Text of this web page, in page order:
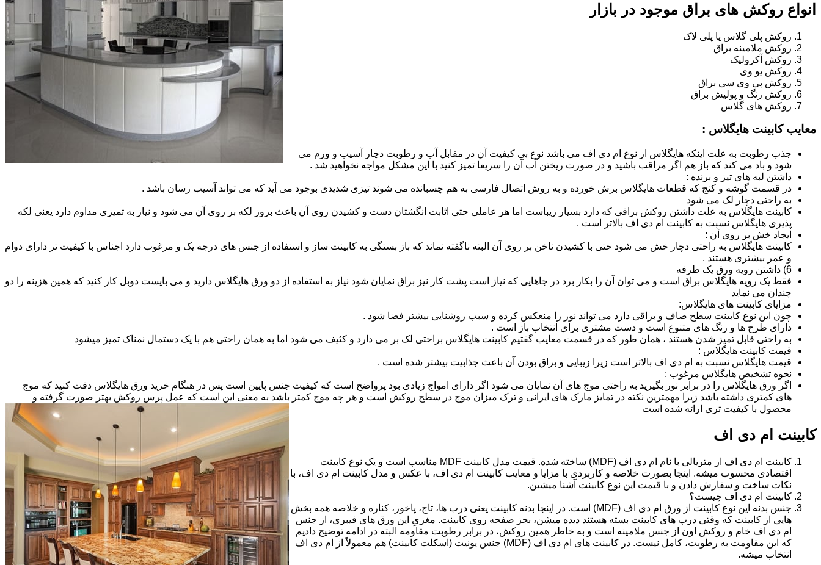
انواع روکش های براق موجود در بازار
روکش پلی گلاس یا پلی لاک
روکش ملامینه براق
روکش آکرولیک
روکش یو وی
روکش پی وی سی براق
روکش رنگ و پولیش براق
روکش های گلاس
معایب کابینت هایگلاس :
جذب رطوبت به علت اینکه هایگلاس از نوع ام دی اف می باشد نوع بی کیفیت آن در مقابل آب و رطوبت دچار آسیب و ورم می
شود و باد می کند که باز هم اگر مراقب باشید و در صورت ریختن آب آن را سریعا تمیز کنید با این مشکل مواجه نخواهید شد .
داشتن لبه های تیز و برنده :
در قسمت گوشه و کنج که قطعات هایگلاس برش خورده و به روش اتصال فارسی به هم چسبانده می شوند تیزی شدیدی بوجود می آید که می تواند آسیب رسان باشد .
به راحتی دچار لک می شود
کابینت هایگلاس به علت داشتن روکش براقی که دارد بسیار زیباست اما هر عاملی حتی اثابت انگشتان دست و کشیدن روی آن باعث بروز لکه بر روی آن می شود و نیاز به تمیزی مداوم دارد یعنی لکه
پذیری هایگلاس نسبت به کابینت ام دی اف بالاتر است .
ایجاد خش بر روی آن :
کابینت هایگلاس به راحتی دچار خش می شود حتی با کشیدن ناخن بر روی آن البته ناگفته نماند که باز بستگی به کابینت ساز و استفاده از جنس های درجه یک و مرغوب دارد اجناس با کیفیت تر دارای دوام
و عمر بیشتری هستند .
6) داشتن رویه ورق یک طرفه
فقط یک رویه هایگلاس براق است و می توان آن را بکار برد در جاهایی که نیاز است پشت کار نیز براق نمایان شود نیاز به استفاده از دو ورق هایگلاس دارید و می بایست دوبل کار کنید که همین هزینه را دو
چندان می نماید
مزایای کابینت های هایگلاس:
چون این نوع کابینت سطح صاف و براقی دارد می تواند نور را منعکس کرده و سبب روشنایی بیشتر فضا شود .
دارای طرح ها و رنگ های متنوع است و دست مشتری برای انتخاب باز است .
به راحتی قابل تمیز شدن هستند ، همان طور که در قسمت معایب گفتیم کابینت هایگلاس براحتی لک بر می دارد و کثیف می شود اما به همان راحتی هم با یک دستمال نمناک تمیز میشود
قیمت کابینت هایگلاس :
قیمت هایگلاس نسبت به ام دی اف بالاتر است زیرا زیبایی و براق بودن آن باعث جذابیت بیشتر شده است .
نحوه تشخیص هایگلاس مرغوب :
اگر ورق هایگلاس را در برابر نور بگیرید به راحتی موج های آن نمایان می شود اگر دارای امواج زیادی بود پرواضح است که کیفیت جنس پایین است پس در هنگام خرید ورق هایگلاس دقت کنید که موج
های کمتری داشته باشد زیرا مهمترین نکته در تمایز مارک های ایرانی و ترک میزان موج در سطح روکش است و هر چه موج کمتر باشد به معنی این است که عمل پرس روکش بهتر صورت گرفته و
محصول با کیفیت تری ارائه شده است
کابینت ام دی اف
کابینت ام دی اف از متریالی با نام ام دی اف (MDF) ساخته شده. قیمت مدل کابینت MDF مناسب است و یک نوع کابینت
اقتصادی محسوب میشه. اینجا بصورت خلاصه و کاربردی با مزایا و معایب کابینت ام دی اف، با عکس و مدل کابینت ام دی اف، با
نکات ساخت و سفارش دادن و با قیمت این نوع کابینت آشنا میشین.
کابینت ام دی اف چیست؟
جنس بدنه این نوع کابینت از ورق ام دی اف (MDF) است. در اینجا بدنه کابینت یعنی درب ها، تاج، پاخور، کناره و خلاصه همه بخش
هایی از کابینت که وقتی درب های کابینت بسته هستند دیده میشن، بجز صفحه روی کابینت. مغزیِ این ورق های فیبری، از جنس
ام دی اف خام و روکش اون از جنس ملامینه است و به خاطر همین روکش، در برابر رطوبت مقاومه البته در ادامه توضیح دادیم
که این مقاومت به رطوبت، کامل نیست. در کابینت های ام دی اف (MDF) جنس یونیت (اسکلت کابینت) هم معمولاً از ام دی اف
انتخاب میشه.